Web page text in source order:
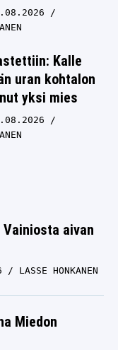
Kalle
uran kohtalon
yksi mies
aivan
LASSE HONKANEN
Miedon